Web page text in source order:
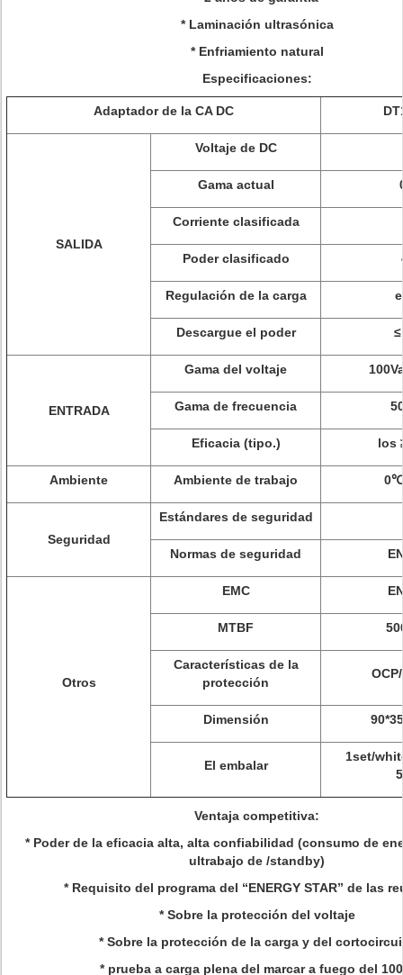
* Laminación ultrasónica
* Enfriamiento natural
Especificaciones:
Adaptador de la CA DC
SALIDA
Voltaje de DC
Gama actual
Corriente clasificada
Poder clasificado
Regulación de la carga
Descargue el poder
ENTRADA
Gama del voltaje
Gama de frecuencia
Eficacia (tipo.) los
Ambiente Ambiente de trabajo
Seguridad
Estándares de seguridad
Normas de seguridad
Otros
EMC
MTBF
Características de la
protección
Dimensión
El embalar
1set/
Ventaja competitiva:
* Poder de la eficacia alta, alta confiabilidad (consumo de
ultrabajo de /standby)
* Requisito del programa del “ENERGY STAR” de las
*Sobre la protección del voltaje
* Sobre la protección de la carga y del
*prueba a carga plena del marcar a fuego del